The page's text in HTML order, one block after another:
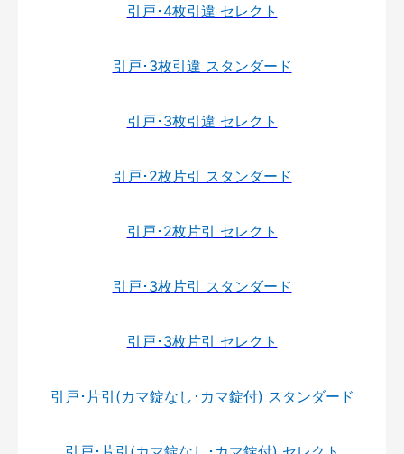
引戸･4枚引違 セレクト
引戸･3枚引違 スタンダード
引戸･3枚引違 セレクト
引戸･2枚片引 スタンダード
引戸･2枚片引 セレクト
引戸･3枚片引 スタンダード
引戸･3枚片引 セレクト
引戸･片引(カマ錠なし･カマ錠付) スタンダード